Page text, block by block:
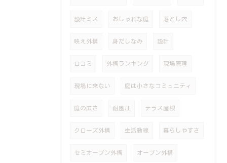
設計ミス おしゃれな庭 落とし穴
映え外構 身だしなみ 設計
口コミ 外構ランキング 現場管理
現場に来ない 庭は小さなコミュニティ
庭の広さ 耐風圧 テラス屋根
クローズ外構 生活動線 暮らしやすさ
セミオープン外構 オープン外構